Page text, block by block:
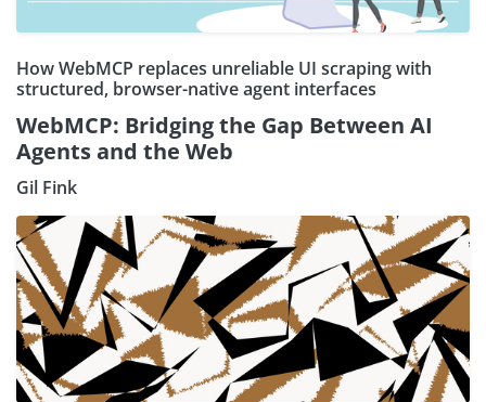
How WebMCP replaces unreliable UI scraping with
structured, browser-native agent interfaces
WebMCP: Bridging the Gap Between AI
Agents and the Web
Gil Fink